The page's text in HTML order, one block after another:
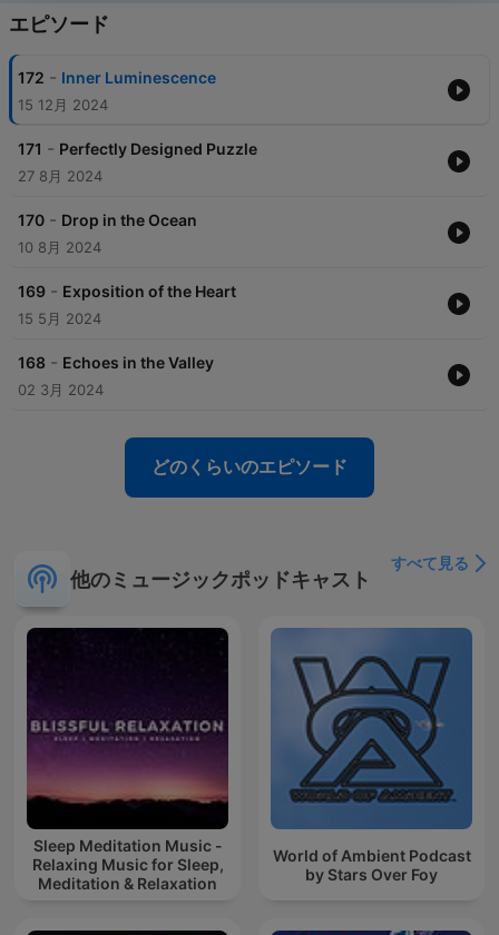
エピソード
172 - Inner Luminescence
15 12月 2024
171 - Perfectly Designed Puzzle
27 8月 2024
170 - Drop in the Ocean
10 8月 2024
169 - Exposition of the Heart
15 5月 2024
168 - Echoes in the Valley
02 3月 2024
どのくらいのエピソード
他のミュージックポッドキャスト
すべて見る
Sleep Meditation Music -
Relaxing Music for Sleep,
Meditation & Relaxation
World of Ambient Podcast
by Stars Over Foy